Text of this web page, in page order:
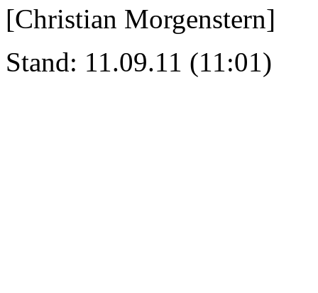
[Christian Morgenstern]
Stand: 11.09.11 (11:01)